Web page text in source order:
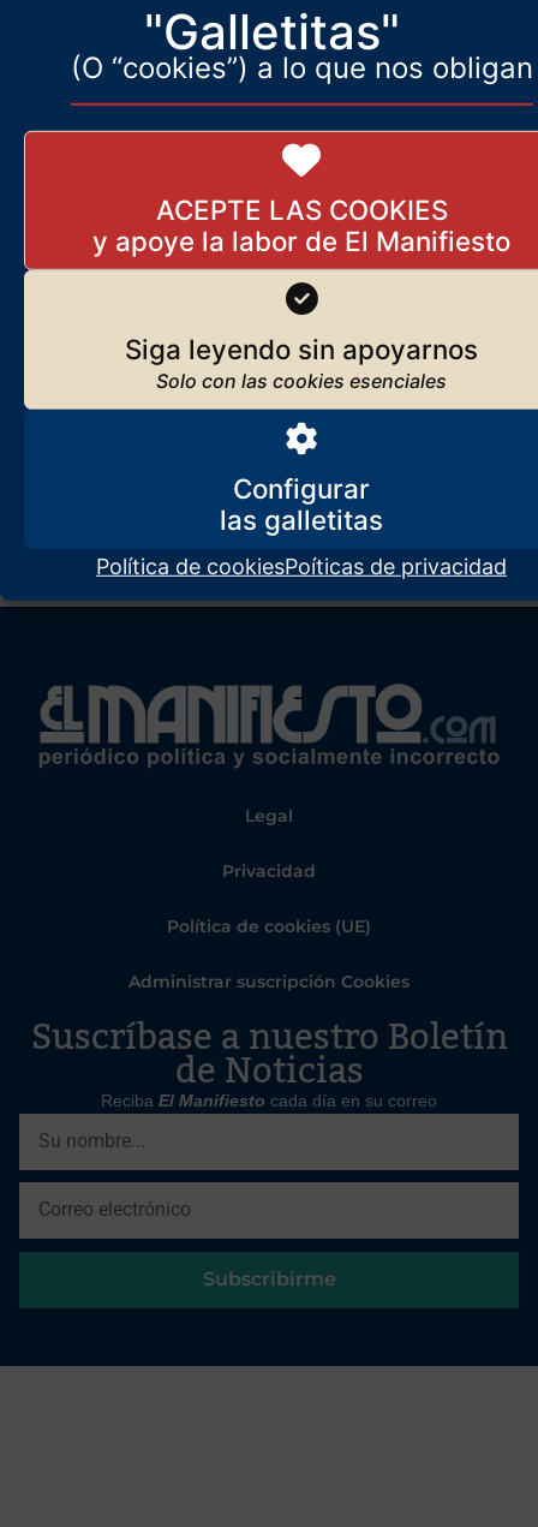
"Galletitas"
(O “cookies”) a lo que nos obligan
ACEPTE LAS COOKIES
Siga leyendo sin apoyarnos
Configurar
Política de cookiesPoíticas de privacidad
izquierdista Libération en Francia. El asesino: un monstruo
Legal
Privacidad
Política de cookies (UE)
Administrar suscripción Cookies
Suscríbase a nuestro Boletín
de Noticias
Reciba El Manifiesto cada día en su correo
Subscribirme